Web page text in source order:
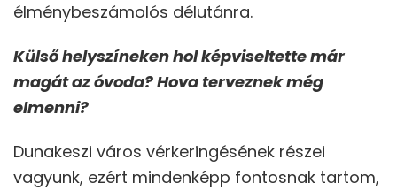
élménybeszámolós délutánra.
Külső helyszíneken hol képviseltette már
magát az óvoda? Hova terveznek még
elmenni?
Dunakeszi város vérkeringésének részei
vagyunk, ezért mindenképp fontosnak tartom,